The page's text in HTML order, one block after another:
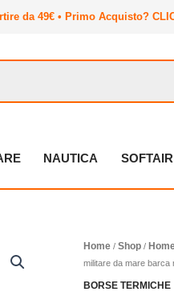
da 49€ • Primo Acquisto?
NAUTICA
Home /Shop /
militare da mare barca
BORSE TERMICHE
Borsa
sacca